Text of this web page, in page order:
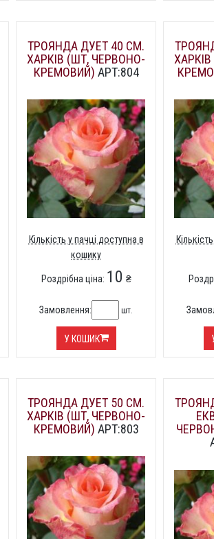
ТРОЯНДА ДУЕТ 40 СМ.
ХАРКІВ (ШТ, ЧЕРВОНО-
КРЕМОВИЙ) АРТ:804
Кількість у пачці доступна в
кошику
Роздрібна ціна: 10 ₴
Замовлення: шт.
У КОШИК
ТРОЯНДА ДУЕТ 50 СМ.
ХАРКІВ (ШТ, ЧЕРВОНО-
КРЕМОВИЙ) АРТ:803